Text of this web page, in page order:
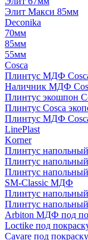
Элит Макси 85мм
Deconika
70мм
85мм
55мм
Cosca
Плинтус МДФ
Наличник МДФ
Плинтус экошпон
Плинтус Cosca
Плинтус МДФ
LinePlast
Korner
Плинтус
Плинтус
Плинтус
SM-Classic МДФ
Плинтус
Плинтус
Arbiton МДФ под
Loctike под
Cavare под покраску